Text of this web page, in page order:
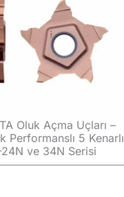
Oluk Açma Uçları –
Performanslı 5 Kenarlı
ve 34N Serisi